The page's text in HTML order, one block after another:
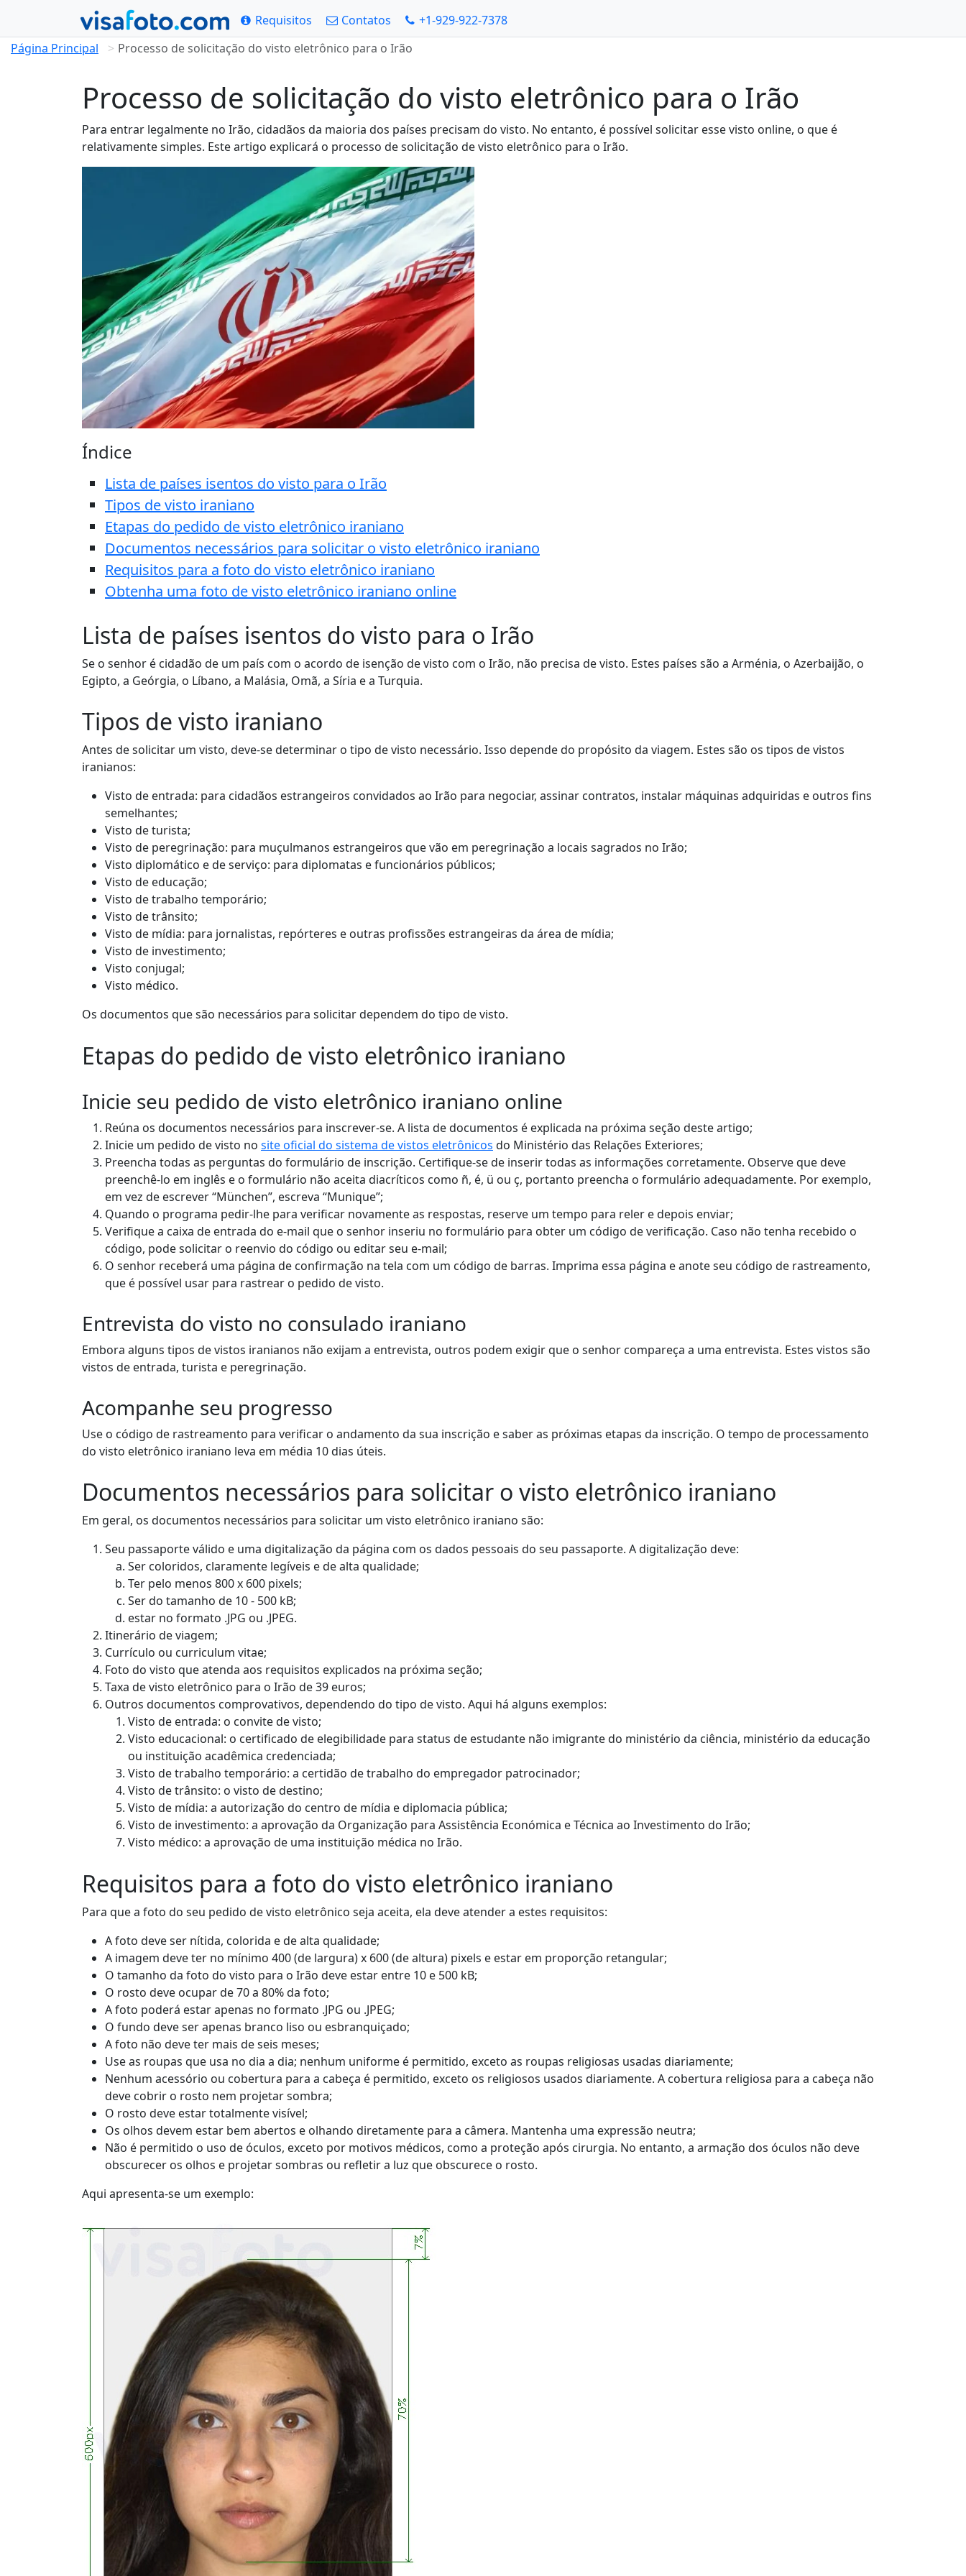
Requisitos Contatos
+1-929-922-7378
Página Principal
Processo de solicitação do visto eletrônico para o Irão
Processo de solicitação do visto eletrônico para o Irão
Para entrar legalmente no Irão, cidadãos da maioria dos países precisam do visto. No entanto, é possível solicitar esse visto online, o que é
relativamente simples. Este artigo explicará o processo de solicitação de visto eletrônico para o Irão.
Índice
Lista de países isentos do visto para o Irão
Tipos de visto iraniano
Etapas do pedido de visto eletrônico iraniano
Documentos necessários para solicitar o visto eletrônico iraniano
Requisitos para a foto do visto eletrônico iraniano
Obtenha uma foto de visto eletrônico iraniano online
Lista de países isentos do visto para o Irão
Se o senhor é cidadão de um país com o acordo de isenção de visto com o Irão, não precisa de visto. Estes países são a Arménia, o Azerbaijão, o
Egipto, a Geórgia, o Líbano, a Malásia, Omã, a Síria e a Turquia.
Tipos de visto iraniano
Antes de solicitar um visto, deve-se determinar o tipo de visto necessário. Isso depende do propósito da viagem. Estes são os tipos de vistos
iranianos:
Visto de entrada: para cidadãos estrangeiros convidados ao Irão para negociar, assinar contratos, instalar máquinas adquiridas e outros fins
semelhantes;
Visto de turista;
Visto de peregrinação: para muçulmanos estrangeiros que vão em peregrinação a locais sagrados no Irão;
Visto diplomático e de serviço: para diplomatas e funcionários públicos;
Visto de educação;
Visto de trabalho temporário;
Visto de trânsito;
Visto de mídia: para jornalistas, repórteres e outras profissões estrangeiras da área de mídia;
Visto de investimento;
Visto conjugal;
Visto médico.
Os documentos que são necessários para solicitar dependem do tipo de visto.
Etapas do pedido de visto eletrônico iraniano
Inicie seu pedido de visto eletrônico iraniano online
Reúna os documentos necessários para inscrever-se. A lista de documentos é explicada na próxima seção deste artigo;
Inicie um pedido de visto no site oficial do sistema de vistos eletrônicos do Ministério das Relações Exteriores;
Preencha todas as perguntas do formulário de inscrição. Certifique-se de inserir todas as informações corretamente. Observe que deve
preenchê-lo em inglês e o formulário não aceita diacríticos como ñ, é, ü ou ç, portanto preencha o formulário adequadamente. Por exemplo,
em vez de escrever “München”, escreva “Munique”;
Quando o programa pedir-lhe para verificar novamente as respostas, reserve um tempo para reler e depois enviar;
Verifique a caixa de entrada do e-mail que o senhor inseriu no formulário para obter um código de verificação. Caso não tenha recebido o
código, pode solicitar o reenvio do código ou editar seu e-mail;
O senhor receberá uma página de confirmação na tela com um código de barras. Imprima essa página e anote seu código de rastreamento,
que é possível usar para rastrear o pedido de visto.
Entrevista do visto no consulado iraniano
Embora alguns tipos de vistos iranianos não exijam a entrevista, outros podem exigir que o senhor compareça a uma entrevista. Estes vistos são
vistos de entrada, turista e peregrinação.
Acompanhe seu progresso
Use o código de rastreamento para verificar o andamento da sua inscrição e saber as próximas etapas da inscrição. O tempo de processamento
do visto eletrônico iraniano leva em média 10 dias úteis.
Documentos necessários para solicitar o visto eletrônico iraniano
Em geral, os documentos necessários para solicitar um visto eletrônico iraniano são:
Seu passaporte válido e uma digitalização da página com os dados pessoais do seu passaporte. A digitalização deve:
Ser coloridos, claramente legíveis e de alta qualidade;
Ter pelo menos 800 x 600 pixels;
Ser do tamanho de 10 - 500 kB;
estar no formato .JPG ou .JPEG.
Itinerário de viagem;
Currículo ou curriculum vitae;
Foto do visto que atenda aos requisitos explicados na próxima seção;
Taxa de visto eletrônico para o Irão de 39 euros;
Outros documentos comprovativos, dependendo do tipo de visto. Aqui há alguns exemplos:
Visto de entrada: o convite de visto;
Visto educacional: o certificado de elegibilidade para status de estudante não imigrante do ministério da ciência, ministério da educação
ou instituição acadêmica credenciada;
Visto de trabalho temporário: a certidão de trabalho do empregador patrocinador;
Visto de trânsito: o visto de destino;
Visto de mídia: a autorização do centro de mídia e diplomacia pública;
Visto de investimento: a aprovação da Organização para Assistência Económica e Técnica ao Investimento do Irão;
Visto médico: a aprovação de uma instituição médica no Irão.
Requisitos para a foto do visto eletrônico iraniano
Para que a foto do seu pedido de visto eletrônico seja aceita, ela deve atender a estes requisitos:
A foto deve ser nítida, colorida e de alta qualidade;
A imagem deve ter no mínimo 400 (de largura) x 600 (de altura) pixels e estar em proporção retangular;
O tamanho da foto do visto para o Irão deve estar entre 10 e 500 kB;
O rosto deve ocupar de 70 a 80% da foto;
A foto poderá estar apenas no formato .JPG ou .JPEG;
O fundo deve ser apenas branco liso ou esbranquiçado;
A foto não deve ter mais de seis meses;
Use as roupas que usa no dia a dia; nenhum uniforme é permitido, exceto as roupas religiosas usadas diariamente;
Nenhum acessório ou cobertura para a cabeça é permitido, exceto os religiosos usados diariamente. A cobertura religiosa para a cabeça não
deve cobrir o rosto nem projetar sombra;
O rosto deve estar totalmente visível;
Os olhos devem estar bem abertos e olhando diretamente para a câmera. Mantenha uma expressão neutra;
Não é permitido o uso de óculos, exceto por motivos médicos, como a proteção após cirurgia. No entanto, a armação dos óculos não deve
obscurecer os olhos e projetar sombras ou refletir a luz que obscurece o rosto.
Aqui apresenta-se um exemplo: